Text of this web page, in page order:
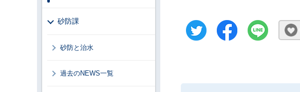
砂防課
砂防と治水
過去のNEWS一覧